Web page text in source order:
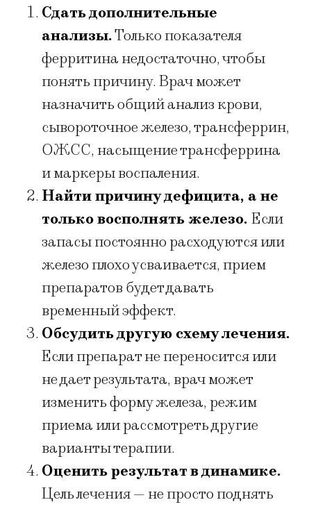
Сдать дополнительные
анализы.Только показателя
ферритина недостаточно, чтобы
понять причину. Врач может
назначить общий анализ крови,
сывороточное железо, трансферрин,
ОЖСС, насыщение трансферрина
и маркеры воспаления.
Найти причину дефицита, а не
только восполнять железо. Если
запасы постоянно расходуются или
железо плохо усваивается, прием
препаратов будет давать
временный эффект.
Обсудить другую схему лечения.
Если препарат не переносится или
не дает результата, врач может
изменить форму железа, режим
приема или рассмотреть другие
варианты терапии.
Оценить результат в динамике.
Цель лечения — не просто поднять